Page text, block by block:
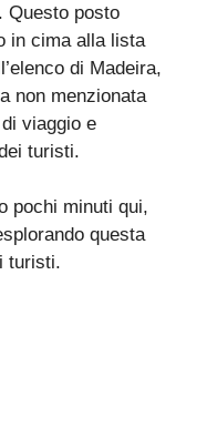
posto
in cima alla lista
di Madeira,
non menzionata
viaggio e
turisti.
pochi minuti qui,
questa
turisti.